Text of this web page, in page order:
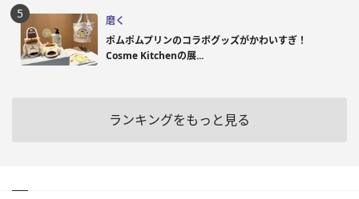
磨く
ポムポムプリンのコラボグッズがかわいすぎ！
Cosme Kitchenの展...
ランキングをもっと見る